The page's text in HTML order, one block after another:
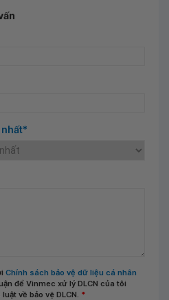
nhất*
Chính sách bảo vệ dữ liệu cá nhân
để Vinmec xử lý DLCN của tôi
về bảo vệ DLCN. *